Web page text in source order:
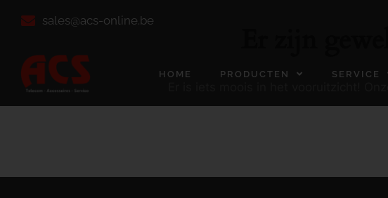
sales@acs-online.be
HOME PRODUCTEN SERVICE